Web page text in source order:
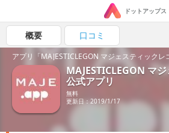
ドットアップス
概要 口コミ
MAJESTICLEGON マ
公式アプリ
無料
更新日：2019/1/17